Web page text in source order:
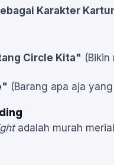
Karakter
Circle Kita"
(Barang apa aja
adalah murah